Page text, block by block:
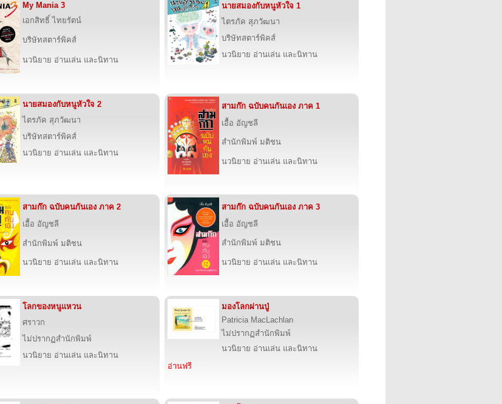
My Mania 3
เอกสิทธิ์ ไทยรัตน์
บริษัทสตาร์พิคส์
นวนิยาย อ่านเล่น และนิทาน
นายสมองกับหนูหัวใจ 1
ไตรภัค สุภวัฒนา
บริษัทสตาร์พิคส์
นวนิยาย อ่านเล่น และนิทาน
นายสมองกับหนูหัวใจ 2
ไตรภัค สุภวัฒนา
บริษัทสตาร์พิคส์
นวนิยาย อ่านเล่น และนิทาน
สามก๊ก ฉบับคนกันเอง ภาค 1
เอื้อ อัญชลี
สำนักพิมพ์ มติชน
นวนิยาย อ่านเล่น และนิทาน
สามก๊ก ฉบับคนกันเอง ภาค 2
เอื้อ อัญชลี
สำนักพิมพ์ มติชน
นวนิยาย อ่านเล่น และนิทาน
สามก๊ก ฉบับคนกันเอง ภาค 3
เอื้อ อัญชลี
สำนักพิมพ์ มติชน
นวนิยาย อ่านเล่น และนิทาน
โลกของหนูแหวน
ศราวก
ไม่ปรากฏสำนักพิมพ์
นวนิยาย อ่านเล่น และนิทาน
มองโลกผ่านปู่
Patricia MacLachlan
ไม่ปรากฏสำนักพิมพ์
นวนิยาย อ่านเล่น และนิทาน
อ่านฟรี